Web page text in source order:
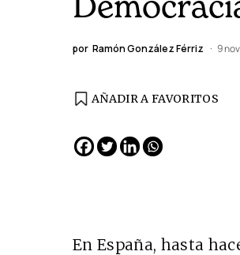
por Ramón González Férriz 9
AÑADIR A FAVORITOS
En España, hasta